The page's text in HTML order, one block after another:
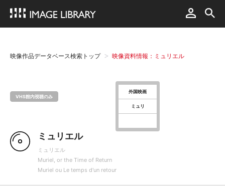
映像作品データベース検索トップ 映像資料情報：ミュリエル
VHS館内視聴のみ
外国映画
ミュリ
ミュリエル
ミュリエル
Muriel, or the Time of Return
Muriel ou Le temps d'un retour